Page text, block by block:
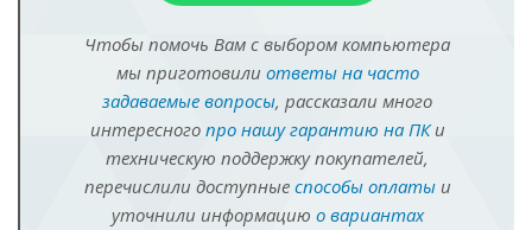
Чтобы помочь Вам с выбором компьютера
мы приготовили ответы на часто
задаваемые вопросы, рассказали много
интересного про нашу гарантию на ПКи
техническую поддержку покупателей,
перечислили доступные способы оплатыи
уточнили информацию о вариантах